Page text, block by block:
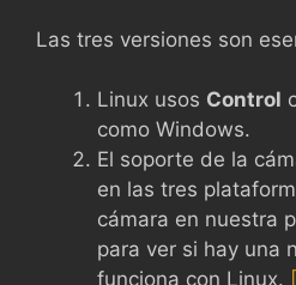
Las tres versiones son
Linux usos Control
como Windows.
El soporte de la
en las tres
cámara en nuestra
para ver si hay una
funciona con Linux.